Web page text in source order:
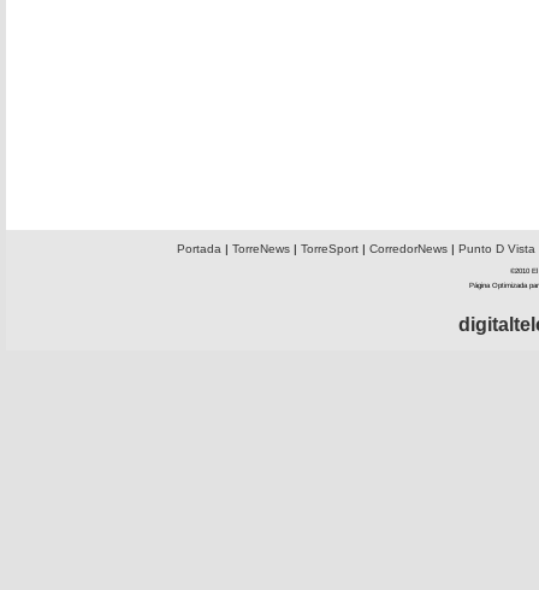
Portada | TorreNews| TorreSport| CorredorNews| Punto D Vista
©2010 El
Página Optimizada